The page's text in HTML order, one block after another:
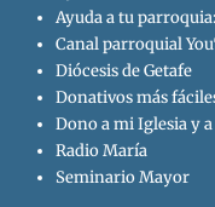
Ayuda a tu
Canal parroquial
Diócesis de Getafe
Donativos más
Dono a mi Iglesia y
Radio María
Seminario Mayor